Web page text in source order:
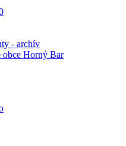
- archív
obce Horný Bar